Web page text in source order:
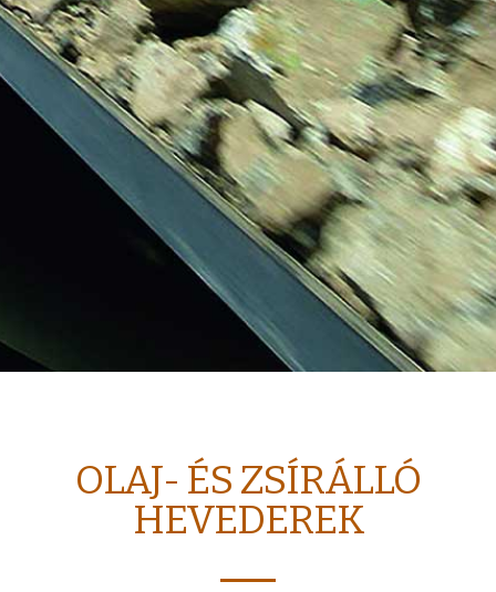
OLAJ- ÉS ZSÍRÁLLÓ
HEVEDEREK